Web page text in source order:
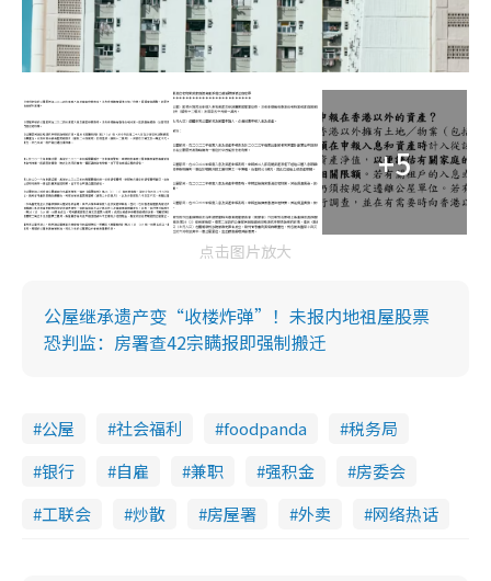
+5
点击图片放大
公屋继承遗产变“收楼炸弹”！未报内地祖屋股票
恐判监：房署查42宗瞒报即强制搬迁
公屋 社会福利 foodpanda
税务局
银行
自雇 兼职 强积金
房委会
工联会
炒散 房屋署 外卖 网络热话